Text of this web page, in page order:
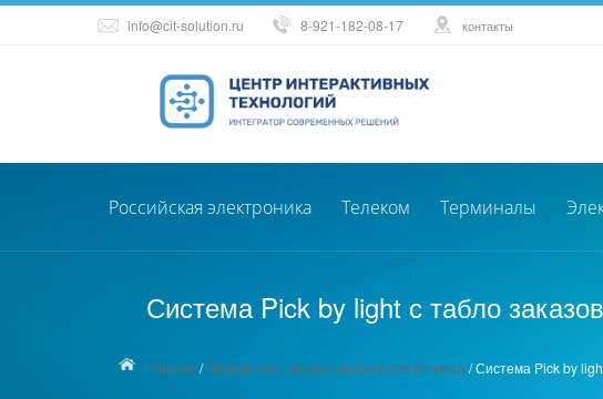
info@cit-solution.ru 8-921-182-08-17 контакты
Российская электроника Телеком Терминалы
Система Pick by light с табло заказов
Главная /Решения по автоматизации для бизнеса /Система Pick by